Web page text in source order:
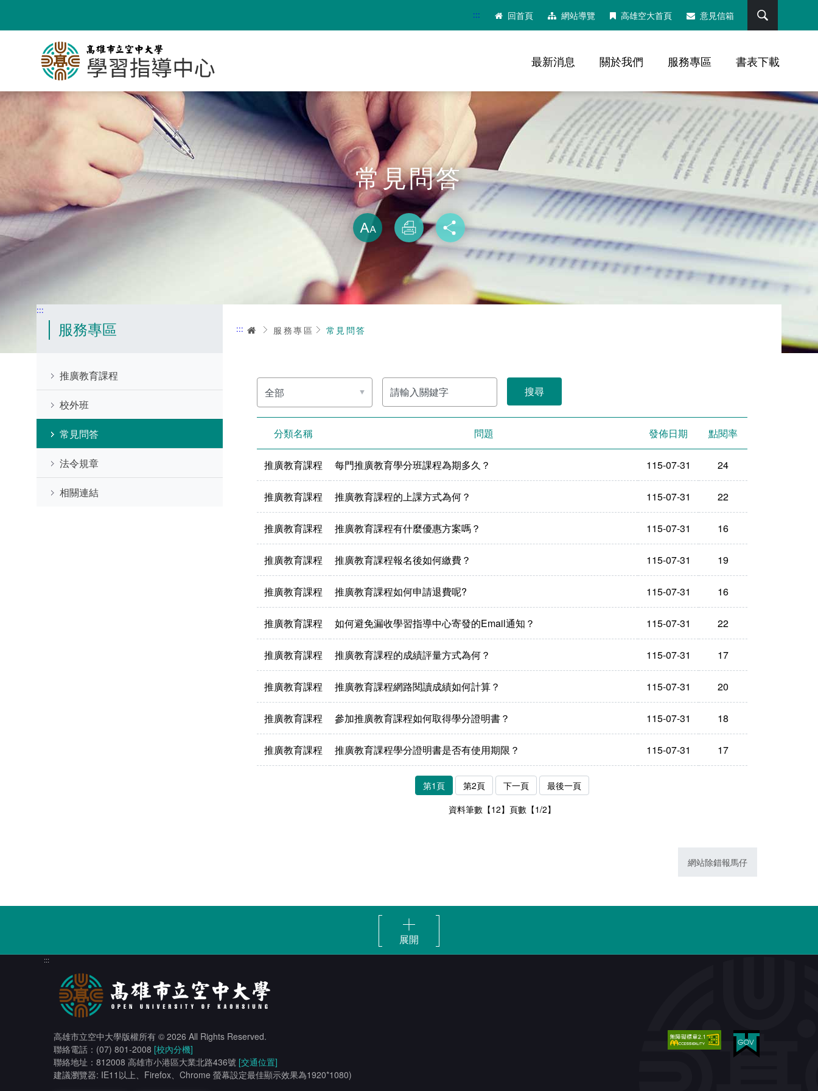
要
::: 回首頁 網站導覽 高雄空大首頁 意見信箱
最新消息 關於我們 服務專區 書表下載
常見問答
略過字型切換，社群分享工具列
放大
列印 分享
:::
服務專區
推廣教育課程
校外班
常見問答
法令規章
相關連結
::: 首頁服務專區 常見問答
選
擇
分
類
關
鍵
字
分類名稱 問題 發佈日期 點閱率
推廣教育課程 每門推廣教育學分班課程為期多久？ 115-07-31 24
推廣教育課程 推廣教育課程的上課方式為何？ 115-07-31 22
推廣教育課程 推廣教育課程有什麼優惠方案嗎？ 115-07-31 16
推廣教育課程 推廣教育課程報名後如何繳費？ 115-07-31 19
推廣教育課程 推廣教育課程如何申請退費呢? 115-07-31 16
推廣教育課程 如何避免漏收學習指導中心寄發的Email通知？ 115-07-31 22
推廣教育課程 推廣教育課程的成績評量方式為何？ 115-07-31 17
推廣教育課程 推廣教育課程網路閱讀成績如何計算？ 115-07-31 20
推廣教育課程 參加推廣教育課程如何取得學分證明書？ 115-07-31 18
推廣教育課程 推廣教育課程學分證明書是否有使用期限？ 115-07-31 17
第1頁 第2頁 下一頁
最後一頁
資料筆數【12】頁數【1/2】
網站除錯報馬仔
展開
:::
高雄市立空中大學版權所有 © 2026 All Rights Reserved.
聯絡電話：(07) 801-2008 [校內分機]
聯絡地址：812008 高雄市小港區大業北路436號 [交通位置]
建議瀏覽器: IE11以上、Firefox、Chrome 螢幕設定最佳顯示效果為1920*1080)